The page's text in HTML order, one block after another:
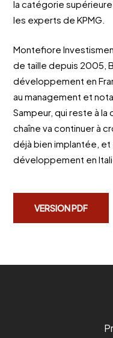
la catégorie
les experts de KPMG.
Montefiore
de taille depuis 2005,
développement en
au management et
Sampeur, qui reste à
chaîne va continuer à
déjà bien implantée,
développement en
VERSION PDF